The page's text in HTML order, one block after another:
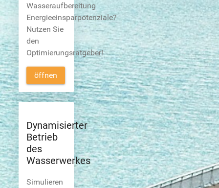
Wasseraufbereitung
Energieeinsparpotenziale?
Nutzen Sie
den
Optimierungsratgeber!
öffnen
Dynamisierter
Betrieb
des
Wasserwerkes
Simulieren